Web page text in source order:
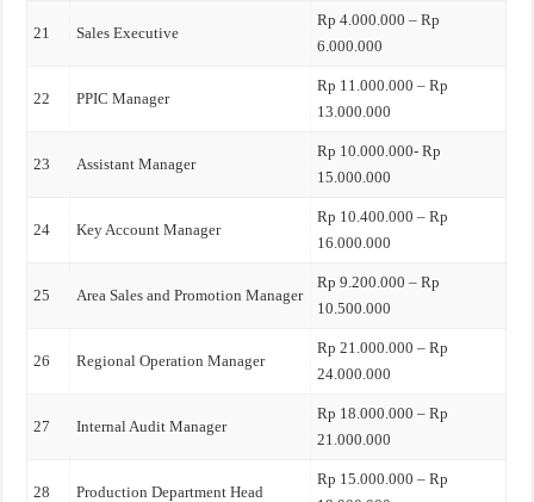
21 Sales Executive
Rp 4.000.000 – Rp
6.000.000
22 PPIC Manager
Rp 11.000.000 – Rp
13.000.000
23 Assistant Manager
Rp 10.000.000- Rp
15.000.000
24 Key Account Manager
Rp 10.400.000 – Rp
16.000.000
25 Area Sales and Promotion Manager
Rp 9.200.000 – Rp
10.500.000
26 Regional Operation Manager
Rp 21.000.000 – Rp
24.000.000
27 Internal Audit Manager
Rp 18.000.000 – Rp
21.000.000
28 Production Department Head
Rp 15.000.000 – Rp